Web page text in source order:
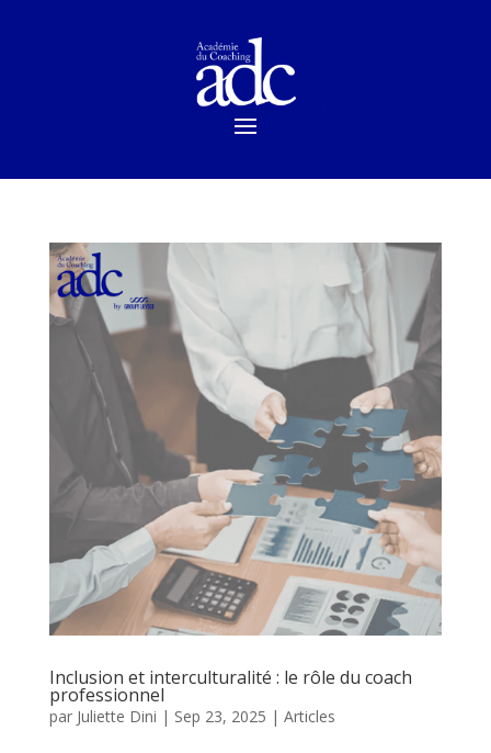
Inclusion et interculturalité : le rôle du coach
professionnel
par Juliette Dini | Sep 23, 2025 | Articles